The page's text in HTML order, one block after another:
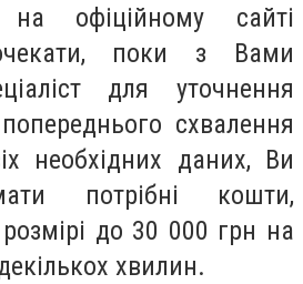
на офіційному сайті
поки з Вами
для уточнення
схвалення
необхідних даних, Ви
потрібні кошти,
до 30 000 грн на
хвилин.